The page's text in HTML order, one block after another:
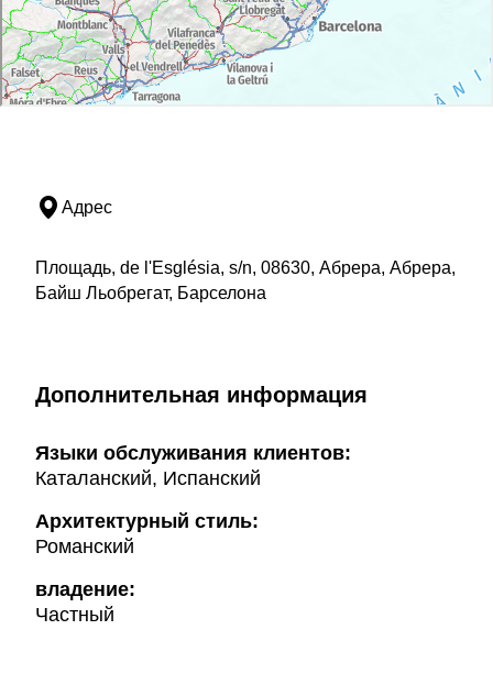
Адрес
Площадь, de l'Església, s/n, 08630, Абрера, Абрера,
Байш Льобрегат, Барселона
Дополнительная информация
Языки обслуживания клиентов:
Каталанский, Испанский
Архитектурный стиль:
Романский
владение:
Частный